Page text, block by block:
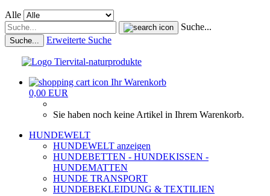
Alle
Suche...
Suche... Erweiterte Suche
Ihr Warenkorb
0,00 EUR
Sie haben noch keine Artikel in Ihrem Warenkorb.
HUNDEWELT
HUNDEWELT anzeigen
HUNDEBETTEN - HUNDEKISSEN -
HUNDEMATTEN
HUNDE TRANSPORT
HUNDEBEKLEIDUNG & TEXTILIEN